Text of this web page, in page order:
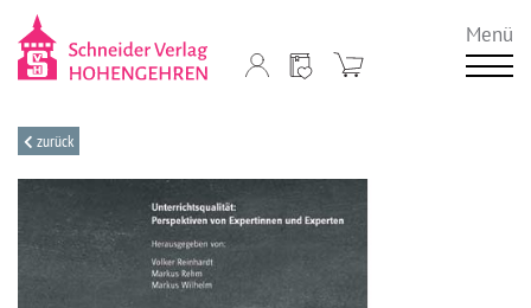
Menü
zurück